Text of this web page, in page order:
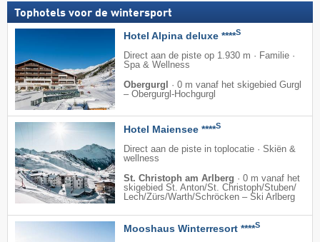
Tophotels voor de wintersport
Hotel Alpina deluxe ****S
Direct aan de piste op 1.930 m · Familie ·
Spa & Wellness
Obergurgl
· 0 m vanaf het skigebied Gurgl
– Obergurgl-Hochgurgl
Hotel Maiensee ****S
Direct aan de piste in toplocatie · Skiën &
wellness
St. Christoph am Arlberg · 0 m vanaf het
skigebied St. Anton/​St. Christoph/​Stuben/​
Lech/​Zürs/​Warth/​Schröcken – Ski Arlberg
Mooshaus Winterresort ****S